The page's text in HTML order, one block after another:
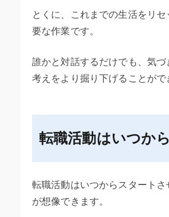
とくに、これまでの生活をリ
要な作業です。
誰かと対話するだけでも、気
考えをより掘り下げることがで
転職活動はいつか
転職活動はいつからスタート
が想像できます。